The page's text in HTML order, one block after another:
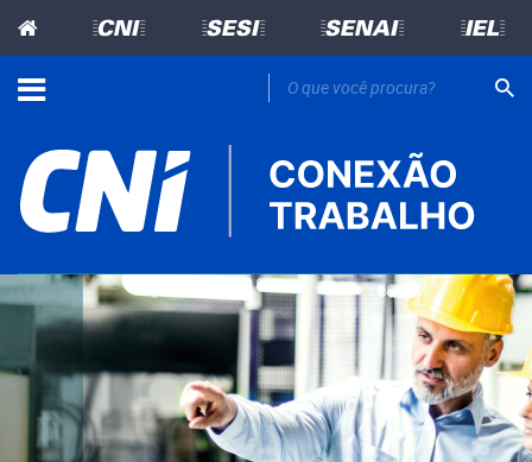
=CNI= =SESI= =SENAI= =IEL=